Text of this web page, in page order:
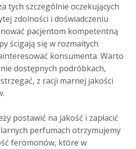
tych szczególnie oczekujących
zdolności i doświadczeniu
pacjentom kompetentną
ścigają się w rozmaitych
konsumenta. Warto
dostępnych podróbkach,
z racji marnej jakości
postawić na jakość i zapłacić
perfumach otrzymujemy
feromonów, które w